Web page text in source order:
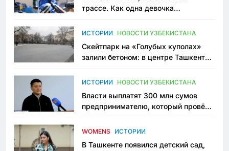
трассе. Как одна девочка
Узбекистане
ИСТОРИИ НОВОСТИ УЗБЕКИСТАНА
Скейтпарк на «Голубых куполах»
залили бетоном: в центре Ташкента
пространство
ИСТОРИИ НОВОСТИ УЗБЕКИСТАНА
Власти выплатят 300 млн сумов
предпринимателю, который провёл
приговору
WOMENS ИСТОРИИ
В Ташкенте появился детский сад,